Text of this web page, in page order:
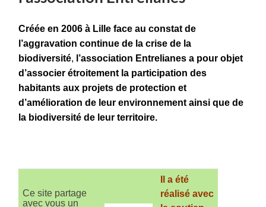
Créée en 2006 à Lille face au constat de
l’aggravation continue de la crise de la
biodiversité, l’association Entrelianes a pour objet
d’associer étroitement la participation des
habitants aux projets de protection et
d’amélioration de leur environnement ainsi que de
la biodiversité de leur territoire.
Ce site partage
avec vous un
Il a été
réalisé avec